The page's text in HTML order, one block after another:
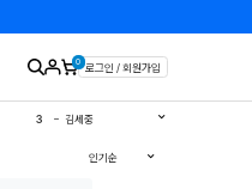
0 로그인 / 회원가입
2
김경희
3
김세중
이왈종인기순